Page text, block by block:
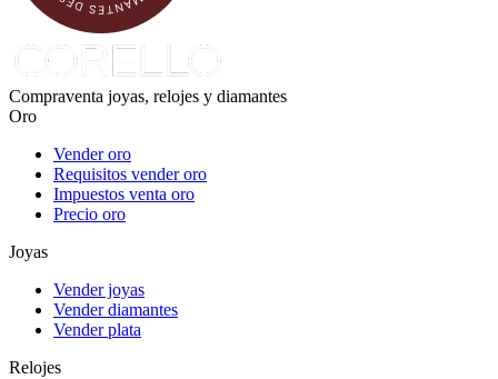
Compraventa joyas, relojes y diamantes
Oro
Vender oro
Requisitos vender oro
Impuestos venta oro
Precio oro
Joyas
Vender joyas
Vender diamantes
Vender plata
Relojes